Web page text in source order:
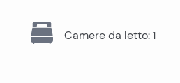
Camere da letto: 1